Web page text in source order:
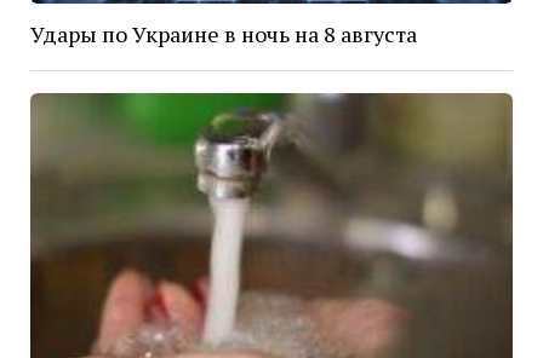
Удары по Украине в ночь на 8 августа